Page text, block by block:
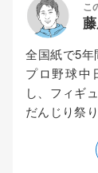
こ
全国紙で5
プロ野球中
し、フィギ
だんじり祭